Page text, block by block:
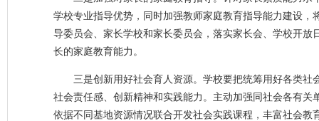
学校专业指导优势，同时加强教师家庭教育指导能力建设
导委员会、家长学校和家长委员会，落实家长会、学校开
长的家庭教育能力。
三是创新用好社会育人资源。学校要把统筹用好各类
社会责任感、创新精神和实践能力。主动加强同社会各有
依据不同基地资源情况联合开发社会实践课程，丰富社会教